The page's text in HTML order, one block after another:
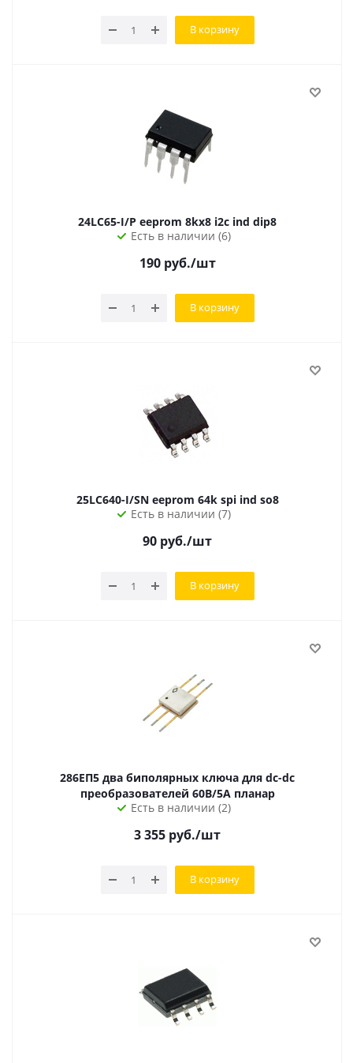
В корзину
24LC65-I/P eeprom 8kx8 i2c ind dip8
Есть в наличии (6)
190руб./шт
В корзину
25LC640-I/SN eeprom 64k spi ind so8
Есть в наличии (7)
90 руб./шт
В корзину
286ЕП5 два биполярных ключа для dc-dc
преобразователей 60В/5А планар
Есть в наличии (2)
3 355 руб./шт
В корзину